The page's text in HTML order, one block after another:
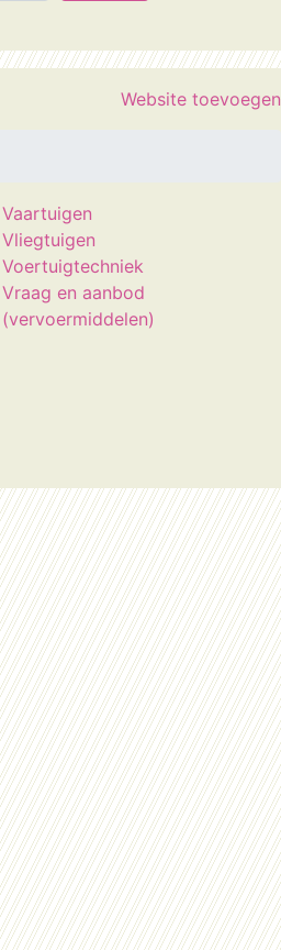
Website toevoegen
Vaartuigen
Vliegtuigen
Voertuigtechniek
Vraag en aanbod
(vervoermiddelen)